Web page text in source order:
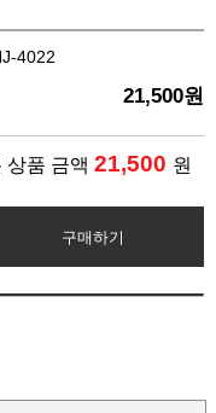
4022
21,500원
상품 금액 21,500 원
구매하기